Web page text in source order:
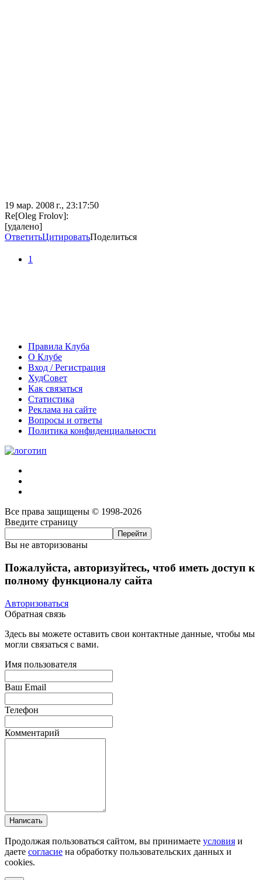
19 мар. 2008 г., 23:17:50
Re[Oleg Frolov]:
[удалено]
ОтветитьЦитироватьПоделиться
1
Правила Клуба
О Клубе
Вход / Регистрация
ХудСовет
Как связаться
Статистика
Реклама на сайте
Вопросы и ответы
Политика конфиденциальности
Все права защищены © 1998-2026
Введите страницу
Вы не авторизованы
Пожалуйста, авторизуйтесь, чтоб иметь доступ к
полному функционалу сайта
Авторизоваться
Обратная связь
Здесь вы можете оставить свои контактные данные, чтобы мы
могли связаться с вами.
Имя пользователя
Ваш Email
Телефон
Комментарий
Написать
Продолжая пользоваться сайтом, вы принимаете условия и
даете согласие на обработку пользовательских данных и
cookies.